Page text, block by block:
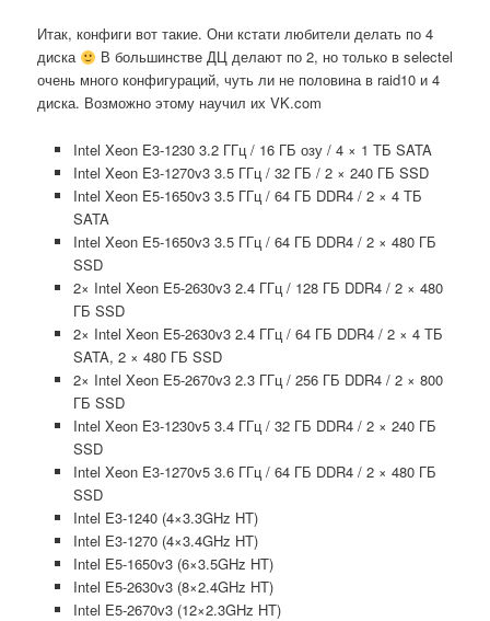
Итак, конфиги вот такие. Они кстати любители делать по 4
диска
В большинстве ДЦ делают по 2, но только в selectel
очень много конфигураций, чуть ли не половина в raid10 и 4
диска. Возможно этому научил их VK.com
Intel Xeon E3-1230 3.2 ГГц / 16 ГБ озу / 4 × 1 ТБ SATA
Intel Xeon E3-1270v3 3.5 ГГц / 32 ГБ / 2 × 240 ГБ SSD
Intel Xeon E5-1650v3 3.5 ГГц / 64 ГБ DDR4 / 2 × 4 ТБ
SATA
Intel Xeon E5-1650v3 3.5 ГГц / 64 ГБ DDR4 / 2 × 480 ГБ
SSD
2× Intel Xeon E5-2630v3 2.4 ГГц / 128 ГБ DDR4 / 2 × 480
ГБ SSD
2× Intel Xeon E5-2630v3 2.4 ГГц / 64 ГБ DDR4 / 2 × 4 ТБ
SATA, 2 × 480 ГБ SSD
2× Intel Xeon E5-2670v3 2.3 ГГц / 256 ГБ DDR4 / 2 × 800
ГБ SSD
Intel Xeon E3-1230v5 3.4 ГГц / 32 ГБ DDR4 / 2 × 240 ГБ
SSD
Intel Xeon E3-1270v5 3.6 ГГц / 64 ГБ DDR4 / 2 × 480 ГБ
SSD
Intel E3-1240 (4×3.3GHz HT)
Intel E3-1270 (4×3.4GHz HT)
Intel E5-1650v3 (6×3.5GHz HT)
Intel E5-2630v3 (8×2.4GHz HT)
Intel E5-2670v3 (12×2.3GHz HT)